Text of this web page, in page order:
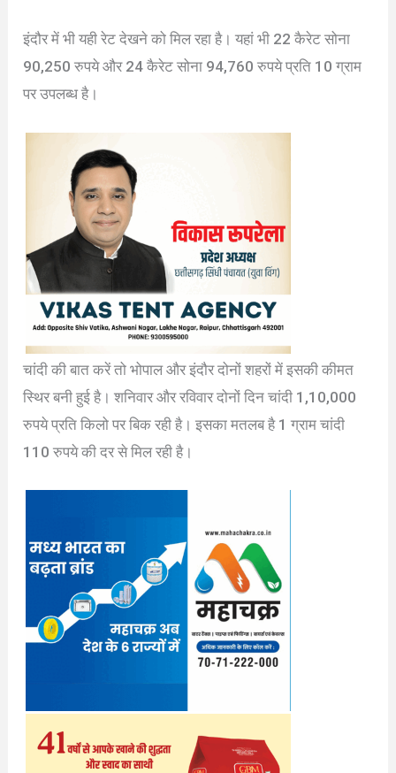
इंदौर में भी यही रेट देखने को मिल रहा है। यहां भी 22 कैरेट सोना
90,250 रुपये और 24 कैरेट सोना 94,760 रुपये प्रति 10 ग्राम
पर उपलब्ध है।
चांदी की बात करें तो भोपाल और इंदौर दोनों शहरों में इसकी कीमत
स्थिर बनी हुई है। शनिवार और रविवार दोनों दिन चांदी 1,10,000
रुपये प्रति किलो पर बिक रही है। इसका मतलब है 1 ग्राम चांदी
110 रुपये की दर से मिल रही है।